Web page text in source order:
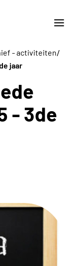
- activiteiten/
jaar
- 3de